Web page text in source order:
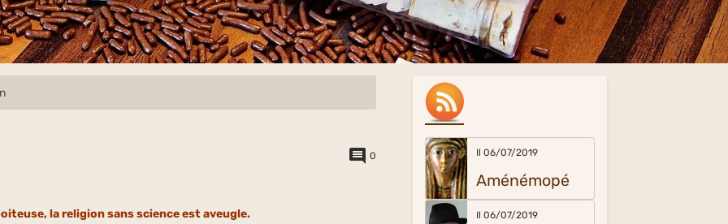
0
la religion sans science est aveugle.
Il 06/07/2019
Aménémopé
Il 06/07/2019